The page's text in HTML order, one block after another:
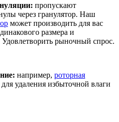
пропускают
через гранулятор. Наш
может производить для вас
размера и
рыночный спрос.
например, роторная
удаления избыточной влаги